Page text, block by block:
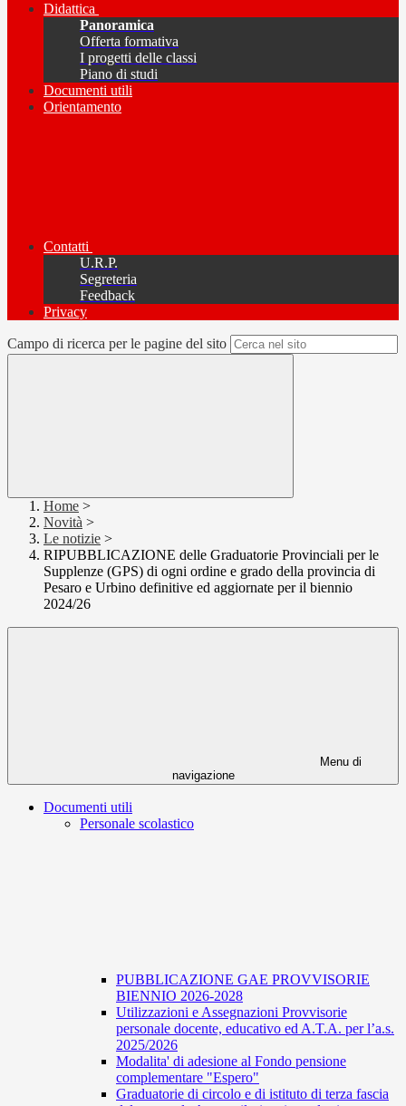
Didattica
Panoramica
Offerta formativa
I progetti delle classi
Piano di studi
Documenti utili
Orientamento
Contatti
U.R.P.
Segreteria
Feedback
Privacy
Campo di ricerca per le pagine del sito
Home >
Novità >
Le notizie >
RIPUBBLICAZIONE delle Graduatorie Provinciali per le
Supplenze (GPS) di ogni ordine e grado della provincia di
Pesaro e Urbino definitive ed aggiornate per il biennio
2024/26
Menu di
navigazione
Documenti utili
Personale scolastico
PUBBLICAZIONE GAE PROVVISORIE
BIENNIO 2026-2028
Utilizzazioni e Assegnazioni Provvisorie
personale docente, educativo ed A.T.A. per l’a.s.
2025/2026
Modalita' di adesione al Fondo pensione
complementare "Espero"
Graduatorie di circolo e di istituto di terza fascia